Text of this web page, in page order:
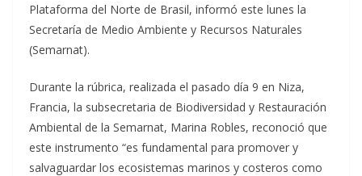
Plataforma del Norte de Brasil, informó este lunes la
Secretaría de Medio Ambiente y Recursos Naturales
(Semarnat).
Durante la rúbrica, realizada el pasado día 9 en Niza,
Francia, la subsecretaria de Biodiversidad y Restauración
Ambiental de la Semarnat, Marina Robles, reconoció que
este instrumento “es fundamental para promover y
salvaguardar los ecosistemas marinos y costeros como